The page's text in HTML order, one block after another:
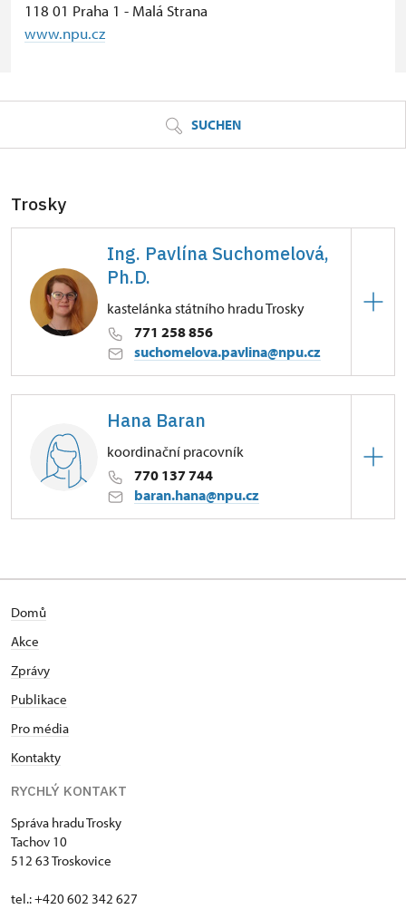
118 01 Praha 1 - Malá Strana
www.npu.cz
SUCHEN
Trosky
Ing. Pavlína Suchomelová,
Ph.D.
kastelánka státního hradu Trosky
771 258 856
suchomelova.pavlina@npu.cz
Tachov 10/, Troskovice
Hana Baran
koordinační pracovník
770 137 744
baran.hana@npu.cz
Domů
Akce
Zprávy
Publikace
Pro média
Kontakty
RYCHLÝ KONTAKT
Správa hradu Trosky
Tachov 10
512 63 Troskovice
tel.: +420 602 342 627